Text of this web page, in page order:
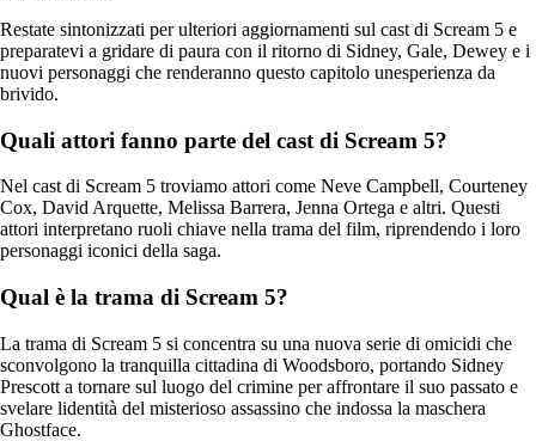
Restate sintonizzati per ulteriori aggiornamenti sul cast di Scream 5 e
preparatevi a gridare di paura con il ritorno di Sidney, Gale, Dewey e i
nuovi personaggi che renderanno questo capitolo unesperienza da
brivido.
Quali attori fanno parte del cast di Scream 5?
Nel cast di Scream 5 troviamo attori come Neve Campbell, Courteney
Cox, David Arquette, Melissa Barrera, Jenna Ortega e altri. Questi
attori interpretano ruoli chiave nella trama del film, riprendendo i loro
personaggi iconici della saga.
Qual è la trama di Scream 5?
La trama di Scream 5 si concentra su una nuova serie di omicidi che
sconvolgono la tranquilla cittadina di Woodsboro, portando Sidney
Prescott a tornare sul luogo del crimine per affrontare il suo passato e
svelare lidentità del misterioso assassino che indossa la maschera
Ghostface.